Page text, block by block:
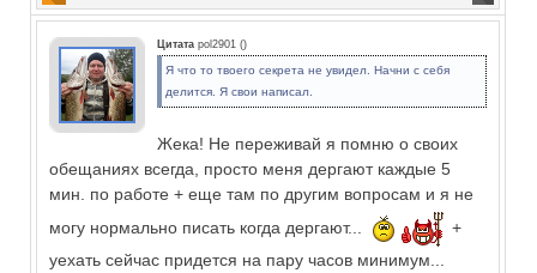
Цитата pol2901 ()
Я что то твоего секрета не увидел. Начни с себя
делится. Я свои написал.
Жека! Не переживай я помню о своих
обещаниях всегда, просто меня дергают каждые 5
мин. по работе + еще там по другим вопросам и я не
могу нормально писать когда дергают...
+
уехать сейчас придется на пару часов минимум...